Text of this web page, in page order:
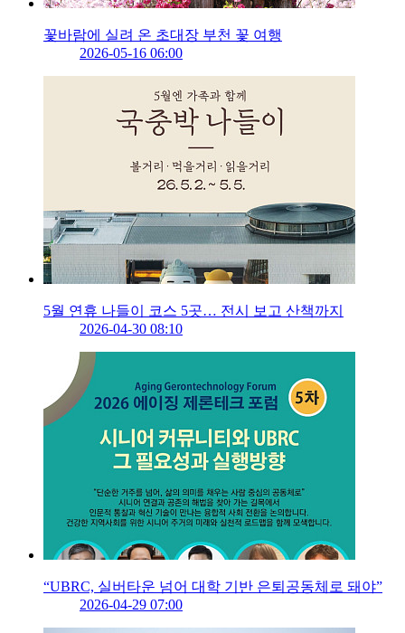
꽃바람에 실려 온 초대장 부천 꽃 여행
2026-05-16 06:00
5월 연휴 나들이 코스 5곳… 전시 보고 산책까지
2026-04-30 08:10
“UBRC, 실버타운 넘어 대학 기반 은퇴공동체로 돼야”
2026-04-29 07:00